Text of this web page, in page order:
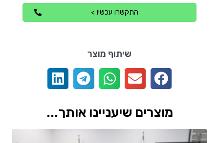
התקשרו עכשיו >
שיתוף מוצר
מוצרים שיעניינו אותך...